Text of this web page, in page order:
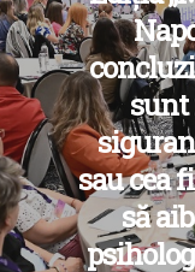
sunt
sau cea
să